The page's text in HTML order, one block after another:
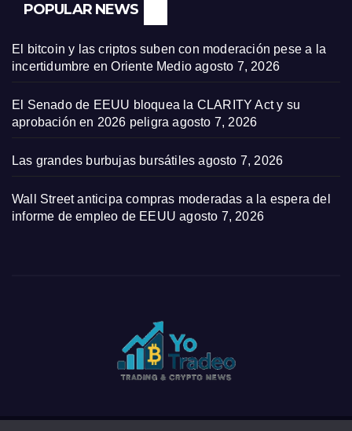
POPULAR NEWS
El bitcoin y las criptos suben con moderación pese a la
incertidumbre en Oriente Medio agosto 7, 2026
El Senado de EEUU bloquea la CLARITY Act y su
aprobación en 2026 peligra agosto 7, 2026
Las grandes burbujas bursátiles agosto 7, 2026
Wall Street anticipa compras moderadas a la espera del
informe de empleo de EEUU agosto 7, 2026